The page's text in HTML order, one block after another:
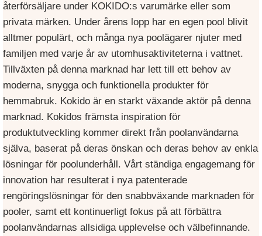
återförsäljare under KOKIDO:s varumärke eller som
privata märken. Under årens lopp har en egen pool blivit
alltmer populärt, och många nya poolägarer njuter med
familjen med varje år av utomhusaktiviteterna i vattnet.
Tillväxten på denna marknad har lett till ett behov av
moderna, snygga och funktionella produkter för
hemmabruk. Kokido är en starkt växande aktör på denna
marknad. Kokidos främsta inspiration för
produktutveckling kommer direkt från poolanvändarna
själva, baserat på deras önskan och deras behov av enkla
lösningar för poolunderhåll. Vårt ständiga engagemang för
innovation har resulterat i nya patenterade
rengöringslösningar för den snabbväxande marknaden för
pooler, samt ett kontinuerligt fokus på att förbättra
poolanvändarnas allsidiga upplevelse och välbefinnande.